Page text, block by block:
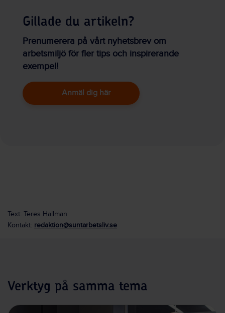
Gillade du artikeln?
Prenumerera på vårt nyhetsbrev om
arbetsmiljö för fler tips och inspirerande
exempel!
Anmäl dig här
Text: Teres Hallman
Kontakt: redaktion@suntarbetsliv.se
Verktyg på samma tema